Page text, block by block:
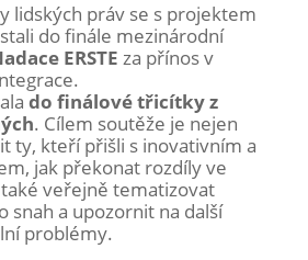
lidských práv se s projektem
do finále mezinárodní
ERSTE za přínos v
do finálové třicítky z
. Cílem soutěže je nejen
ty, kteří přišli s inovativním a
jak překonat rozdíly ve
veřejně tematizovat
snah a upozornit na další
problémy.